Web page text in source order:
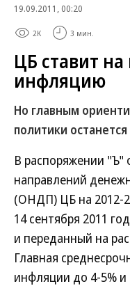
19.09.2011, 00:20
2K 3 мин.
ЦБ ставит
инфляцию
Но главным
политики
В распоряжении "Ъ"
направлений
(ОНДП) ЦБ на 2012-
14 сентября 2011
и переданный на
Главная
инфляции до 4-5%